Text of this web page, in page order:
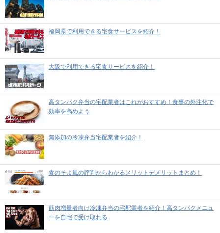
福岡県で利用できる宅食サービスを紹介！
大阪で利用できる宅食サービスを紹介！
高タンパク弁当の宅配業者はこれがおすすめ！食事の外注化で
効率を高めよう
無添加の冷凍弁当宅配業者を紹介！
食のそよ風の評判からわかるメリットデメリットまとめ！
筋肉増量者向け冷凍弁当の宅配業者を紹介！高タンパクメニュ
ーを自宅で受け取れる